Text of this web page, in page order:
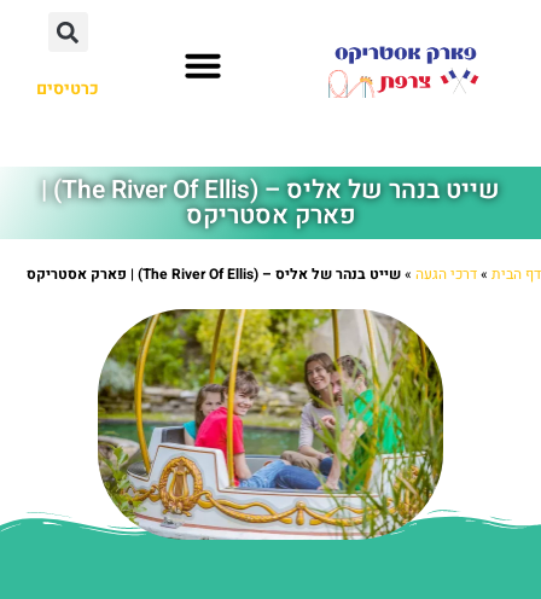
כרטיסים
שייט בנהר של אליס – (The River Of Ellis) |
פארק אסטריקס
דף הבית »דרכי הגעה »שייט בנהר של אליס – (The River Of Ellis) | פארק אסטריקס